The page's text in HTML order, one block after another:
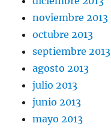
noviembre 2013
octubre 2013
septiembre 2013
agosto 2013
julio 2013
junio 2013
mayo 2013